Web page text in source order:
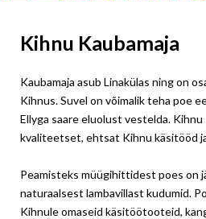
Kihnu Kaubamaja
Kaubamaja asub Linakülas ning on
Kihnus. Suvel on võimalik teha poe
Ellyga saare eluolust vestelda. Kihnu
kvaliteetset, ehtsat Kihnu käsitööd
Peamisteks müügihittidest poes on
naturaalsest lambavillast kudumid.
Kihnule omaseid käsitöötooteid,